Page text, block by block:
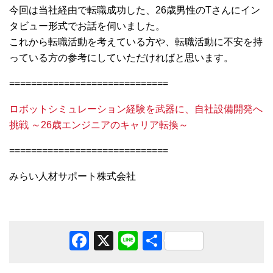
今回は当社経由で転職成功した、26歳男性のTさんにイン
タビュー形式でお話を伺いました。
これから転職活動を考えている方や、転職活動に不安を持
っている方の参考にしていただければと思います。
=============================
ロボットシミュレーション経験を武器に、自社設備開発へ
挑戦 ～26歳エンジニアのキャリア転換～
=============================
みらい人材サポート株式会社
Facebook
X Line共